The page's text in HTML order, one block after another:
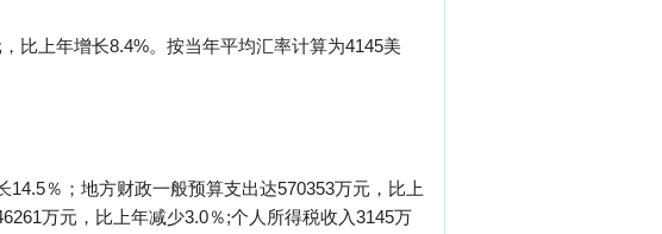
比上年增长8.4%。按当年平均汇率计算为4145美
％；地方财政一般预算支出达570353万元，比上
万元，比上年减少3.0％;个人所得税收入3145万